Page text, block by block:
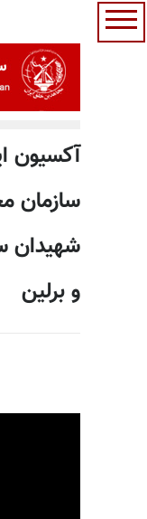
آکسیون
سازمان
شهیدان
و برلین